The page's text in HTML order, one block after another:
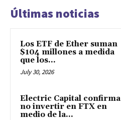
Últimas noticias
Los ETF de Ether suman
$104 millones a medida
que los...
July 30, 2026
Electric Capital confirma
no invertir en FTX en
medio de la...